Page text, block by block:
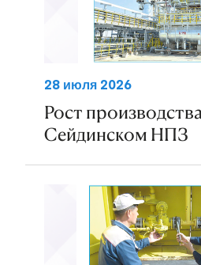
28 июля 2026
Рост
Сейдинском НПЗ